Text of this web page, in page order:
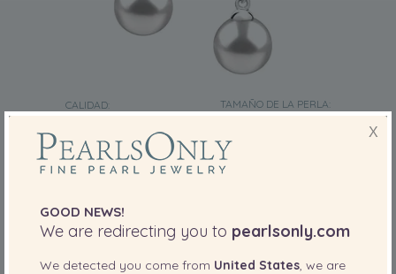
CALIDAD: TAMAÑO DE LA PERLA:
Par de pendientes de perlas Perla Akoya
Japonesa de calidad AAA de 8 a 9mm en
color Blanco
X
GOOD NEWS!
We are redirecting you to pearlsonly.com
We detected you come from United States, we are